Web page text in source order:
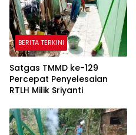
BERITA TERKINI
Satgas TMMD ke-129
Percepat Penyelesaian
RTLH Milik Sriyanti